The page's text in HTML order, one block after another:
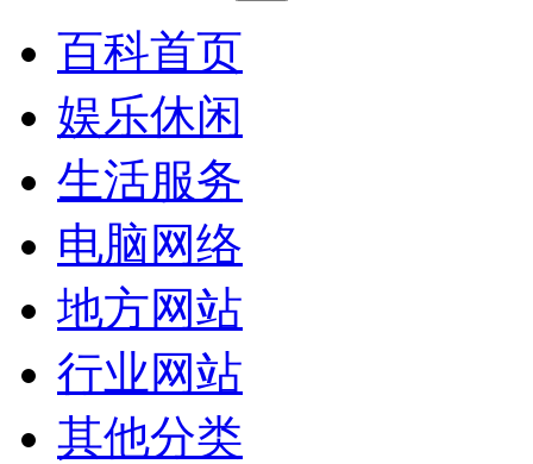
百科首页
娱乐休闲
生活服务
电脑网络
地方网站
行业网站
其他分类